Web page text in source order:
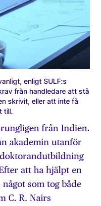
enligt SULF:s
från handledare att stå
skrivit, eller att inte få
till.
från Indien.
akademin utanför
att ha hjälpt en
som tog både
C. R. Nairs